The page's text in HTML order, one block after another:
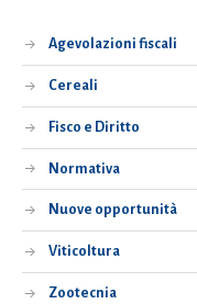
Agevolazioni fiscali
Cereali
Fisco e Diritto
Normativa
Nuove opportunità
Viticoltura
Zootecnia